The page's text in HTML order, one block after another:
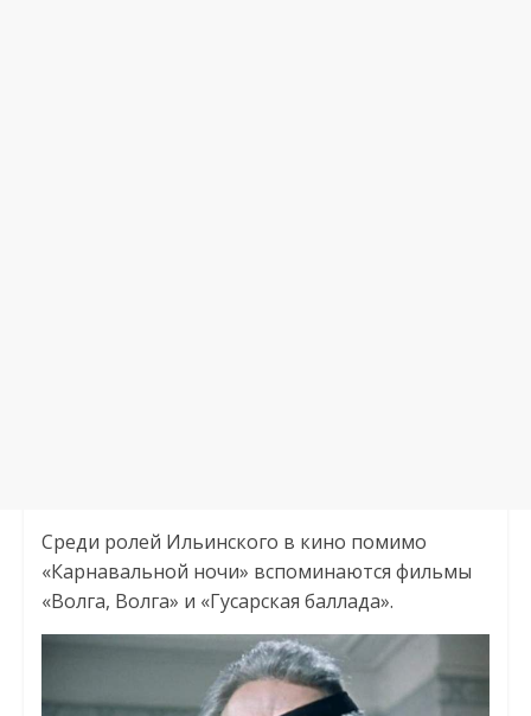
Среди ролей Ильинского в кино помимо
«Карнавальной ночи» вспоминаются фильмы
«Волга, Волга» и «Гусарская баллада».